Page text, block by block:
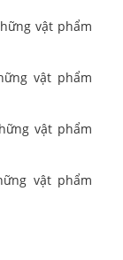
vật phẩm
vật phẩm
vật phẩm
vật phẩm